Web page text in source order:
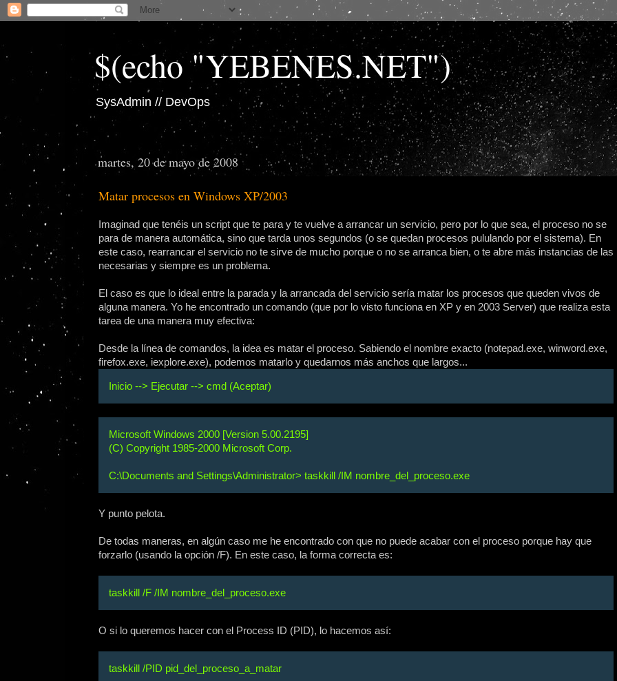
$(echo "YEBENES.NET")
SysAdmin // DevOps
martes, 20 de mayo de 2008
Matar procesos en Windows XP/2003
Imaginad que tenéis un script que te para y te vuelve a arrancar un servicio, pero por lo que sea, el proceso no se
para de manera automática, sino que tarda unos segundos (o se quedan procesos pululando por el sistema). En
este caso, rearrancar el servicio no te sirve de mucho porque o no se arranca bien, o te abre más instancias de las
necesarias y siempre es un problema.
El caso es que lo ideal entre la parada y la arrancada del servicio sería matar los procesos que queden vivos de
alguna manera. Yo he encontrado un comando (que por lo visto funciona en XP y en 2003 Server) que realiza esta
tarea de una manera muy efectiva:
Desde la línea de comandos, la idea es matar el proceso. Sabiendo el nombre exacto (notepad.exe, winword.exe,
firefox.exe, iexplore.exe), podemos matarlo y quedarnos más anchos que largos...
Inicio --> Ejecutar --> cmd (Aceptar)
Microsoft Windows 2000 [Version 5.00.2195]
(C) Copyright 1985-2000 Microsoft Corp.
C:\Documents and Settings\Administrator> taskkill /IM nombre_del_proceso.exe
Y punto pelota.
De todas maneras, en algún caso me he encontrado con que no puede acabar con el proceso porque hay que
forzarlo (usando la opción /F). En este caso, la forma correcta es:
taskkill /F /IM nombre_del_proceso.exe
O si lo queremos hacer con el Process ID (PID), lo hacemos así:
taskkill /PID pid_del_proceso_a_matar